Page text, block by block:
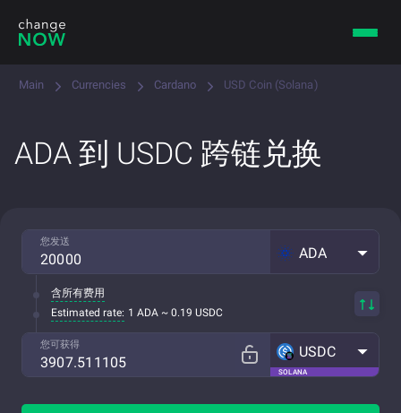
Main Currencies Cardano USD Coin (Solana)
ADA 到 USDC 跨链兑换
您发送
ADA
含所有费用
Estimated rate: 1 ADA ~ 0.19 USDC
您可获得
SOLANA
USDC